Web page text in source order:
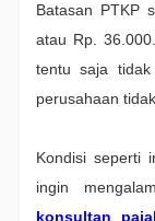
Batasan PTKP
atau Rp.
tentu saja
perusahaan
Kondisi seperti
ingin
konsultan